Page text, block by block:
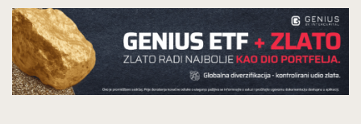
Prijeđi
na
sadržaj